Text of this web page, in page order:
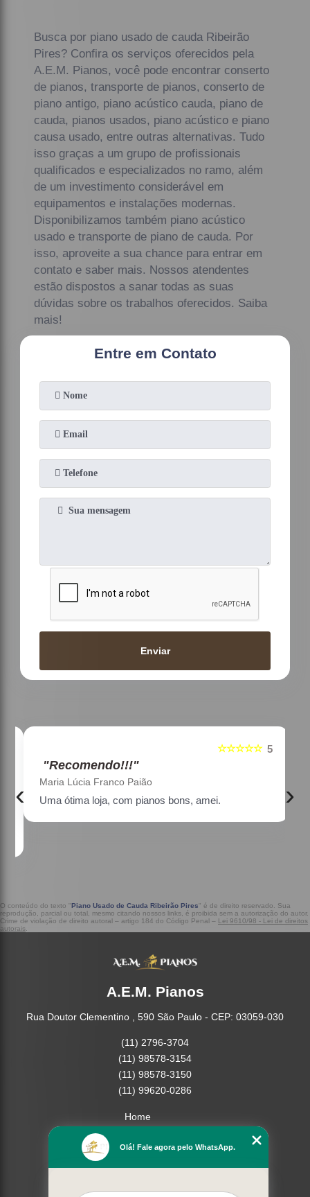
Busca por piano usado de cauda Ribeirão
Pires? Confira os serviços oferecidos pela
A.E.M. Pianos, você pode encontrar conserto
de pianos, transporte de pianos, conserto de
piano antigo, piano acústico cauda, piano de
cauda, pianos usados, piano acústico e piano
causa usado, entre outras alternativas. Tudo
isso graças a um grupo de profissionais
qualificados e especializados no ramo, além
de um investimento considerável em
equipamentos e instalações modernas.
Disponibilizamos também piano acústico
usado e transporte de piano de cauda. Por
isso, aproveite a sua chance para entrar em
contato e saber mais. Nossos atendentes
estão dispostos a sanar todas as suas
dúvidas sobre os trabalhos oferecidos. Saiba
mais!
Entre em Contato
Enviar
5
☆☆☆☆☆
"Recomendo!!!"
Maria Lúcia Franco Paião
Uma ótima loja, com pianos bons, amei.
‹ ›
O conteúdo do texto "Piano Usado de Cauda Ribeirão Pires" é de direito reservado. Sua
reprodução, parcial ou total, mesmo citando nossos links, é proibida sem a autorização do autor.
Crime de violação de direito autoral – artigo 184 do Código Penal – Lei 9610/98 - Lei de direitos
autorais
A.E.M. Pianos
Rua Doutor Clementino , 590 São Paulo - CEP: 03059-030
(11) 2796-3704
(11) 98578-3154
(11) 98578-3150
(11) 99620-0286
Home
Missão
Olá! Fale agora pelo WhatsApp.